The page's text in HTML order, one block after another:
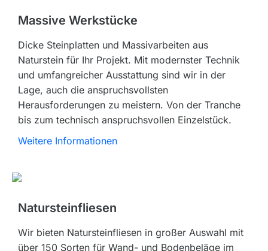
Massive Werkstücke
Dicke Steinplatten und Massivarbeiten aus
Naturstein für Ihr Projekt. Mit modernster Technik
und umfangreicher Ausstattung sind wir in der
Lage, auch die anspruchsvollsten
Herausforderungen zu meistern. Von der Tranche
bis zum technisch anspruchsvollen Einzelstück.
Weitere Informationen
Natursteinfliesen
Wir bieten Natursteinfliesen in großer Auswahl mit
über 150 Sorten für Wand- und Bodenbeläge im